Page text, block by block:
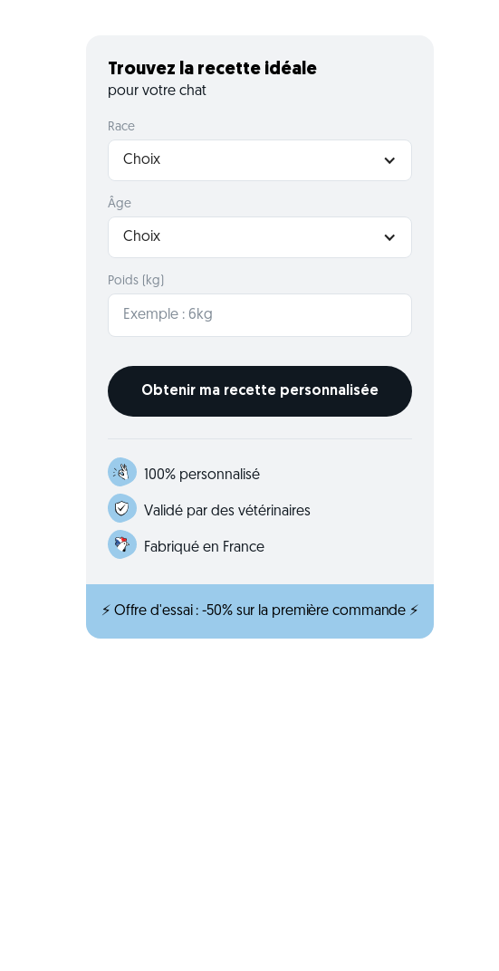
Trouvez la recette idéale
pour votre chat
Race
Choix
Âge
Choix
Poids (kg)
100% personnalisé
Validé par des vétérinaires
Fabriqué en France
⚡ Offre d'essai : -50% sur la première commande ⚡